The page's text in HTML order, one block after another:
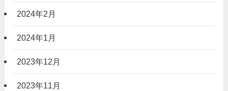
2024年2月
2024年1月
2023年12月
2023年11月